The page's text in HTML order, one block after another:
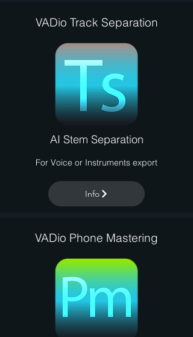
VADio Track Separation
AI Stem Separation
For Voice or Instruments export
Info
VADio Phone Mastering